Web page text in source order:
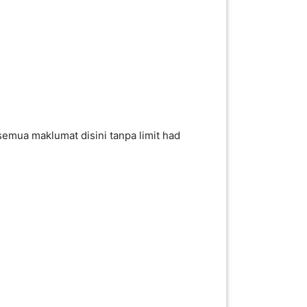
maklumat disini tanpa limit had